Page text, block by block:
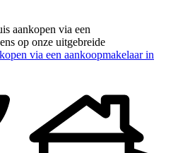
aankopen via een
op onze uitgebreide
via een aankoopmakelaar in